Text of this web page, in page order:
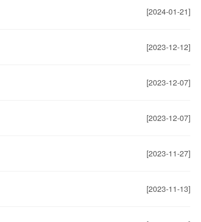
[2024-01-21]
[2023-12-12]
[2023-12-07]
[2023-12-07]
[2023-11-27]
[2023-11-13]